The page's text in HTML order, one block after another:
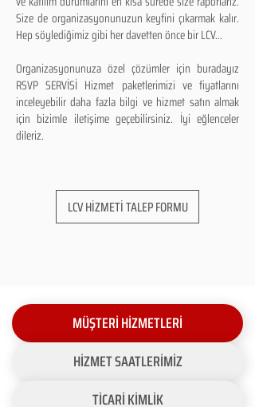
Size de organizasyonunuzun keyfini çıkarmak kalır.
Hep söylediğimiz gibi her davetten önce bir LCV...
Organizasyonunuza özel çözümler için buradayız
RSVP SERVİSİ Hizmet paketlerimizi ve fiyatlarını
inceleyebilir daha fazla bilgi ve hizmet satın almak
için bizimle iletişime geçebilirsiniz. İyi eğlenceler
dileriz.
LCV HİZMETİ TALEP FORMU
MÜŞTERİ HİZMETLERİ
HİZMET SAATLERİMİZ
TİCARİ KİMLİK